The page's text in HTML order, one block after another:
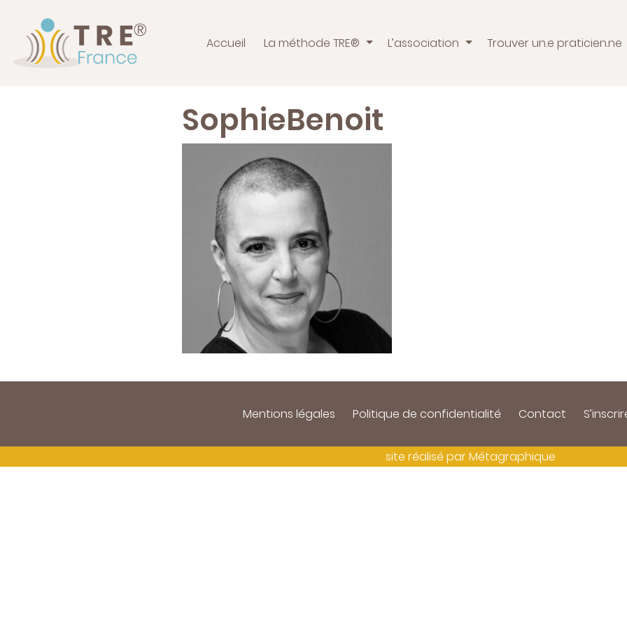
Accueil La méthode TRE® L’association Trouver un.e praticien.ne
SophieBenoit
Mentions légales Politique de confidentialité Contact
site réalisé parMétagraphique